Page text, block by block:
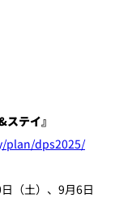
テイ』
plan/dps2025/
（土）、9月6日